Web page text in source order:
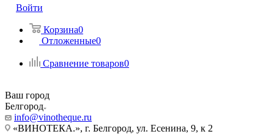
Войти
Корзина0
Отложенные0
Сравнение товаров0
Ваш город
Белгород
info@vinotheque.ru
«ВИНОТЕКА.», г. Белгород, ул. Есенина, 9, к 2